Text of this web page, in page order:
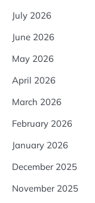
July 2026
June 2026
May 2026
April 2026
March 2026
February 2026
January 2026
December 2025
November 2025